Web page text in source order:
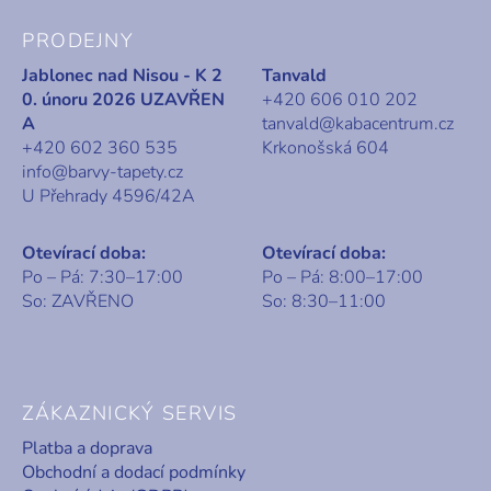
PRODEJNY
Jablonec nad Nisou - K 2
0. únoru 2026 UZAVŘEN
A
+420 602 360 535
info@barvy-tapety.cz
U Přehrady 4596/42A
Tanvald
+420 606 010 202
tanvald@kabacentrum.cz
Krkonošská 604
Otevírací doba:
Po – Pá: 7:30–17:00
So: ZAVŘENO
Otevírací doba:
Po – Pá: 8:00–17:00
So: 8:30–11:00
ZÁKAZNICKÝ SERVIS
Platba a doprava
Obchodní a dodací podmínky